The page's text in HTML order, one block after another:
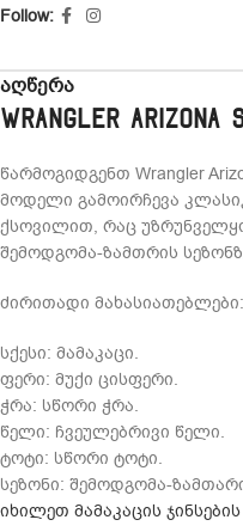
Follow:
აღწერა
Wrangler Arizona
წარმოგიდგენთ Wrangler
მოდელი გამოირჩევა
ქსოვილით, რაც
შემოდგომა-ზამთრის
ძირითადი მახასიათებლები:
სქესი: მამაკაცი.
ფერი: მუქი ცისფერი.
ჭრა: სწორი ჭრა.
წელი: ჩვეულებრივი წელი.
ტოტი: სწორი ტოტი.
სეზონი: შემოდგომა-
იხილეთ მამაკაცის